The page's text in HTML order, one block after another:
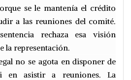
se le mantenía el crédito
a las reuniones del comité.
rechaza esa visión
la representación.
no se agota en disponer de
en asistir a reuniones. La